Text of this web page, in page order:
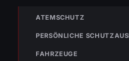
ATEMSCHUTZ
PERSÖNLICHE
FAHRZEUGE